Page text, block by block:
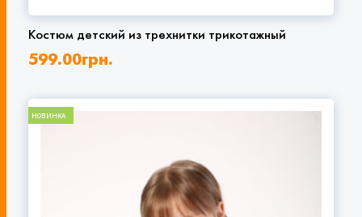
Костюм детский из трехнитки трикотажный
599.00грн.
НОВИНКА